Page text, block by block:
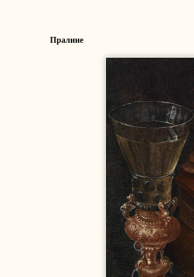
Пралине